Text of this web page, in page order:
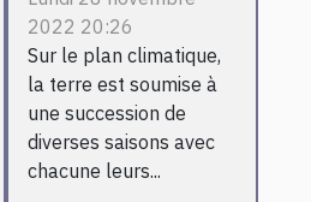
c’est et son
fonctionnement
2022 20:26
Sur le plan climatique,
la terre est soumise à
une succession de
diverses saisons avec
chacune leurs...